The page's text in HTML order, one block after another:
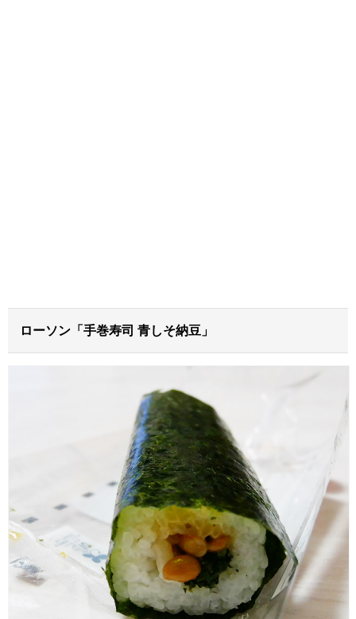
ローソン「手巻寿司 青しそ納豆」